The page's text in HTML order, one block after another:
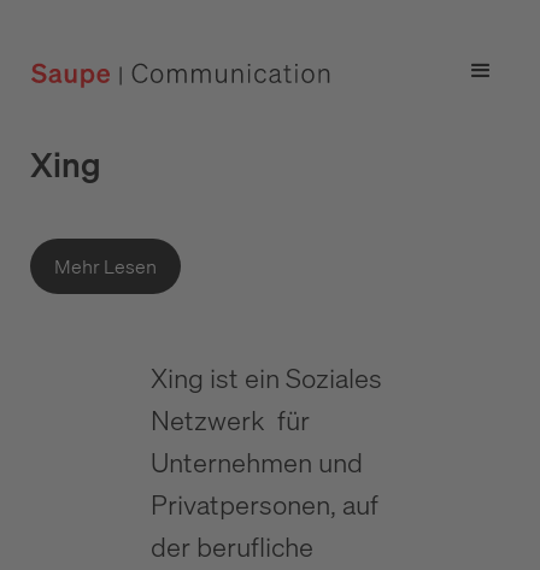
Xing
Mehr Lesen
Xing ist ein Soziales
Netzwerk für
Unternehmen und
Privatpersonen, auf
der berufliche